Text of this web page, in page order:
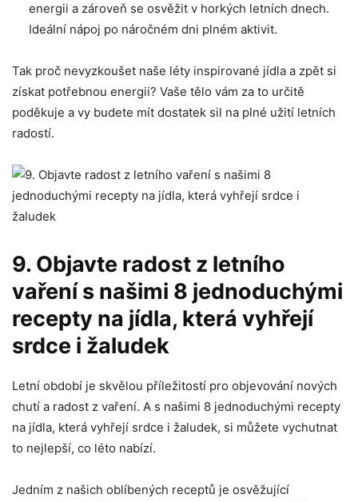
energii a​ zároveň se osvěžit v horkých letních ‌dnech.
Ideální‌ nápoj po⁤ náročném dni plném aktivit.
Tak proč nevyzkoušet naše léty inspirované jídla a zpět si
‍získat potřebnou energii? Vaše ⁤tělo⁤ vám za to určitě
poděkuje a vy budete mít dostatek sil na plné užití letních
radostí.
9. ⁢Objavte radost z‍ letního
vaření s‍ našimi 8 jednoduchými
recepty na jídla, která vyhřejí
srdce i žaludek
Letní‍ období je‍ skvělou ​příležitostí pro objevování nových
chutí a radost z vaření.‌ A s našimi 8 jednoduchými ​recepty
⁢na​ jídla, která vyhřejí srdce i žaludek, si můžete vychutnat
to nejlepší, co léto nabízí.
Jedním z⁤ našich oblíbených⁣ receptů je osvěžující